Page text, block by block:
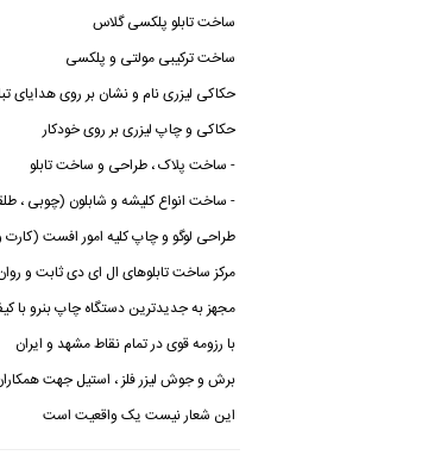
ساخت تابلو پلکسی گلاس
ساخت ترکیبی مولتی و پلکسی
حکاکی لیزری نام و نشان بر روی هدایای
حکاکی و چاپ لیزری بر روی خودکار
- ساخت پلاک ، طراحی و ساخت تابلو
- ساخت انواع کلیشه و شابلون (چوبی ،
طراحی لوگو و چاپ کلیه امور افست (کارت
مرکز ساخت تابلوهای ال ای دی ثابت و
مجهز به جدیدترین دستگاه چاپ بنرو با
با رزومه قوی در تمام نقاط مشهد و ایران
برش و جوش لیزر فلز ، استیل جهت
این شعار نیست یک واقعیت است